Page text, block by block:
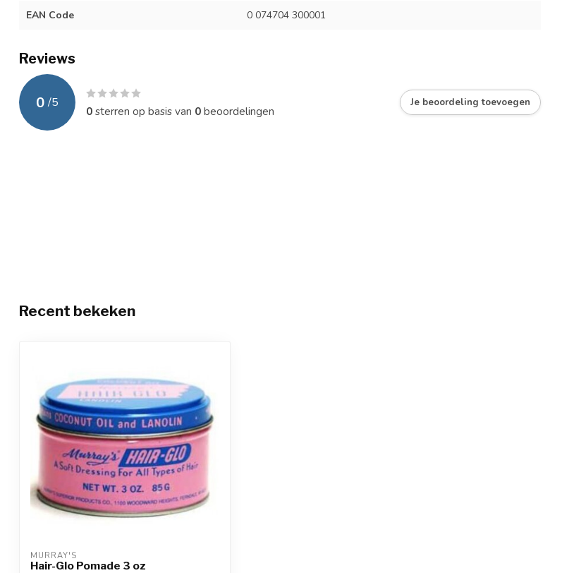
EAN Code 0 074704 300001
Reviews
0 /5
0sterren op basis van 0beoordelingen
Je beoordeling toevoegen
Recent bekeken
MURRAY'S
Hair-Glo Pomade 3 oz